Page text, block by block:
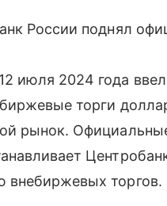
России поднял
июля 2024 года ввел
биржевые торги
рынок.
внебиржевых торгов.